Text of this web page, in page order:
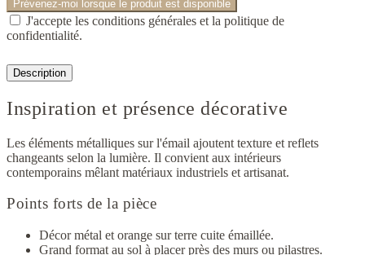
Prévenez-moi lorsque le produit est disponible
J'accepte les conditions générales et la politique de
confidentialité.
Description
Inspiration et présence décorative
Les éléments métalliques sur l'émail ajoutent texture et reflets
changeants selon la lumière. Il convient aux intérieurs
contemporains mêlant matériaux industriels et artisanat.
Points forts de la pièce
Décor métal et orange sur terre cuite émaillée.
Grand format au sol à placer près des murs ou pilastres.